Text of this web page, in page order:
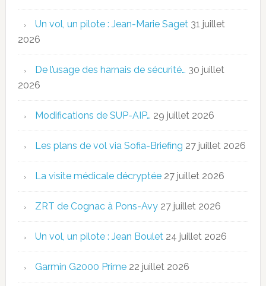
Un vol, un pilote : Jean-Marie Saget 31 juillet
2026
De l’usage des harnais de sécurité… 30 juillet
2026
Modifications de SUP-AIP… 29 juillet 2026
Les plans de vol via Sofia-Briefing 27 juillet 2026
La visite médicale décryptée 27 juillet 2026
ZRT de Cognac à Pons-Avy 27 juillet 2026
Un vol, un pilote : Jean Boulet 24 juillet 2026
Garmin G2000 Prime 22 juillet 2026